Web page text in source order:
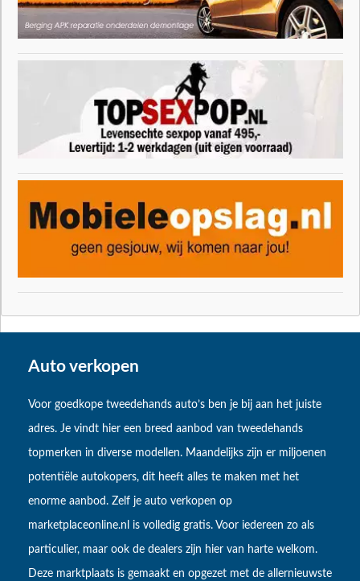
Auto verkopen
Voor goedkope tweedehands auto’s ben je bij aan het juiste
adres. Je vindt hier een breed aanbod van tweedehands
topmerken in diverse modellen. Maandelijks zijn er miljoenen
potentiële autokopers, dit heeft alles te maken met het
enorme aanbod. Zelf je auto verkopen op
marketplaceonline.nl is volledig gratis. Voor iedereen zo als
particulier, maar ook de dealers zijn hier van harte welkom.
Deze marktplaats is gemaakt en opgezet met de allernieuwste